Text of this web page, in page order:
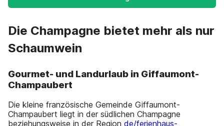
Die Champagne bietet mehr als nur
Schaumwein
Gourmet- und Landurlaub in Giffaumont-
Champaubert
Die kleine französische Gemeinde Giffaumont-
Champaubert liegt in der südlichen Champagne
beziehungsweise in der Region de/ferienhaus-